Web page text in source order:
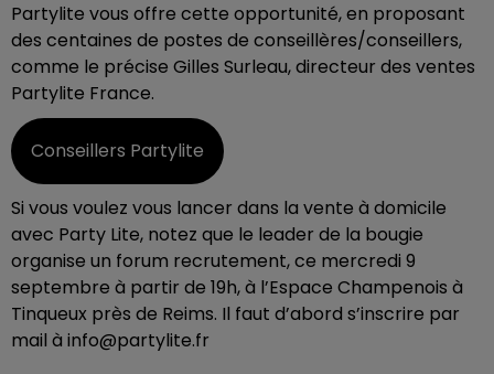
Partylite vous offre cette opportunité, en proposant
des centaines de postes de conseillères/conseillers,
comme le précise Gilles Surleau, directeur des ventes
Partylite France.
Conseillers Partylite
Si vous voulez vous lancer dans la vente à domicile
avec Party Lite, notez que le leader de la bougie
organise un forum recrutement, ce mercredi 9
septembre à partir de 19h, à l’Espace Champenois à
Tinqueux près de Reims. Il faut d’abord s’inscrire par
mail à info@partylite.fr